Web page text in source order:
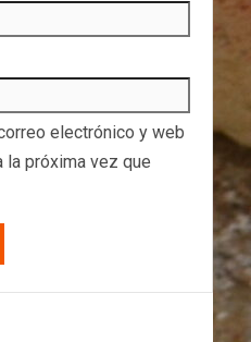
electrónico y web
la próxima vez que